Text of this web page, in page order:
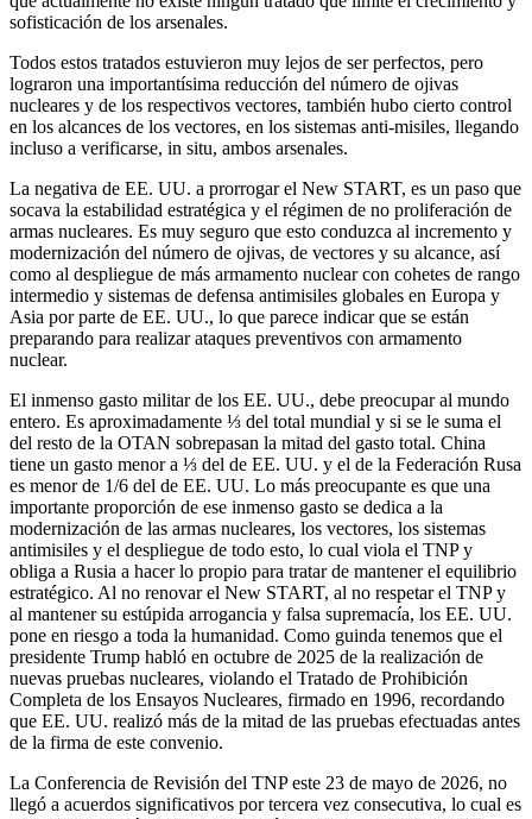
sofisticación de los arsenales.
Todos estos tratados estuvieron muy lejos de ser perfectos, pero
lograron una importantísima reducción del número de ojivas
nucleares y de los respectivos vectores, también hubo cierto control
en los alcances de los vectores, en los sistemas anti-misiles, llegando
incluso a verificarse, in situ, ambos arsenales.
La negativa de EE. UU. a prorrogar el New START, es un paso que
socava la estabilidad estratégica y el régimen de no proliferación de
armas nucleares. Es muy seguro que esto conduzca al incremento y
modernización del número de ojivas, de vectores y su alcance, así
como al despliegue de más armamento nuclear con cohetes de rango
intermedio y sistemas de defensa antimisiles globales en Europa y
Asia por parte de EE. UU., lo que parece indicar que se están
preparando para realizar ataques preventivos con armamento
nuclear.
El inmenso gasto militar de los EE. UU., debe preocupar al mundo
entero. Es aproximadamente ⅓ del total mundial y si se le suma el
del resto de la OTAN sobrepasan la mitad del gasto total. China
tiene un gasto menor a ⅓ del de EE. UU. y el de la Federación Rusa
es menor de 1/6 del de EE. UU. Lo más preocupante es que una
importante proporción de ese inmenso gasto se dedica a la
modernización de las armas nucleares, los vectores, los sistemas
antimisiles y el despliegue de todo esto, lo cual viola el TNP y
obliga a Rusia a hacer lo propio para tratar de mantener el equilibrio
estratégico. Al no renovar el New START, al no respetar el TNP y
al mantener su estúpida arrogancia y falsa supremacía, los EE. UU.
pone en riesgo a toda la humanidad. Como guinda tenemos que el
presidente Trump habló en octubre de 2025 de la realización de
nuevas pruebas nucleares, violando el Tratado de Prohibición
Completa de los Ensayos Nucleares, firmado en 1996, recordando
que EE. UU. realizó más de la mitad de las pruebas efectuadas antes
de la firma de este convenio.
La Conferencia de Revisión del TNP este 23 de mayo de 2026, no
llegó a acuerdos significativos por tercera vez consecutiva, lo cual es